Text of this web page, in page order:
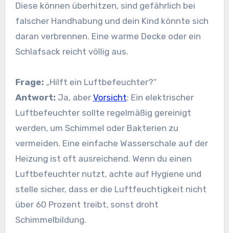
Diese können überhitzen, sind gefährlich bei
falscher Handhabung und dein Kind könnte sich
daran verbrennen. Eine warme Decke oder ein
Schlafsack reicht völlig aus.
Frage: „Hilft ein Luftbefeuchter?“
Antwort: Ja, aber Vorsicht: Ein elektrischer
Luftbefeuchter sollte regelmäßig gereinigt
werden, um Schimmel oder Bakterien zu
vermeiden. Eine einfache Wasserschale auf der
Heizung ist oft ausreichend. Wenn du einen
Luftbefeuchter nutzt, achte auf Hygiene und
stelle sicher, dass er die Luftfeuchtigkeit nicht
über 60 Prozent treibt, sonst droht
Schimmelbildung.